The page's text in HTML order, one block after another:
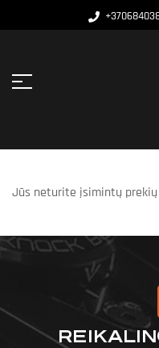
Jūs neturite įsimintų prekių